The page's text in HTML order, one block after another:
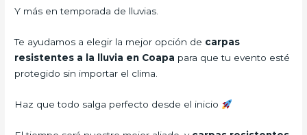
Y más en temporada de lluvias.
Te ayudamos a elegir la mejor opción de carpas
resistentes a la lluvia en Coapa para que tu evento esté
protegido sin importar el clima.
Haz que todo salga perfecto desde el inicio